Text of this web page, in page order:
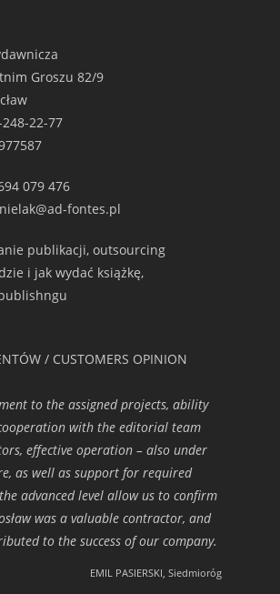
Groszu 82/9
248-22-77
079 476
fontes.pl
publikacji, outsourcing
i jak wydać książkę,
/ CUSTOMERS OPINION
to the assigned projects, ability
with the editorial team
effective operation – also under
as well as support for required
advanced level allow us to confirm
was a valuable contractor, and
to the success of our company.
EMIL PASIERSKI, Siedmioróg